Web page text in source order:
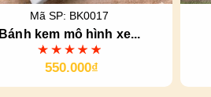
Mã SP: BK0017
Bánh kem mô hình xe...
550.000₫